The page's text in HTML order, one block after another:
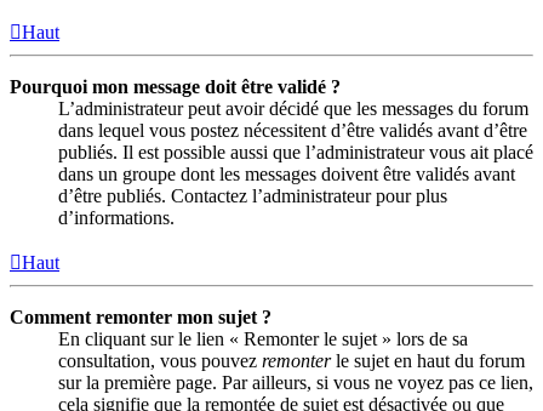
Haut
Pourquoi mon message doit être validé ?
L’administrateur peut avoir décidé que les messages du forum
dans lequel vous postez nécessitent d’être validés avant d’être
publiés. Il est possible aussi que l’administrateur vous ait placé
dans un groupe dont les messages doivent être validés avant
d’être publiés. Contactez l’administrateur pour plus
d’informations.
Haut
Comment remonter mon sujet ?
En cliquant sur le lien « Remonter le sujet » lors de sa
consultation, vous pouvez remonterle sujet en haut du forum
sur la première page. Par ailleurs, si vous ne voyez pas ce lien,
cela signifie que la remontée de sujet est désactivée ou que